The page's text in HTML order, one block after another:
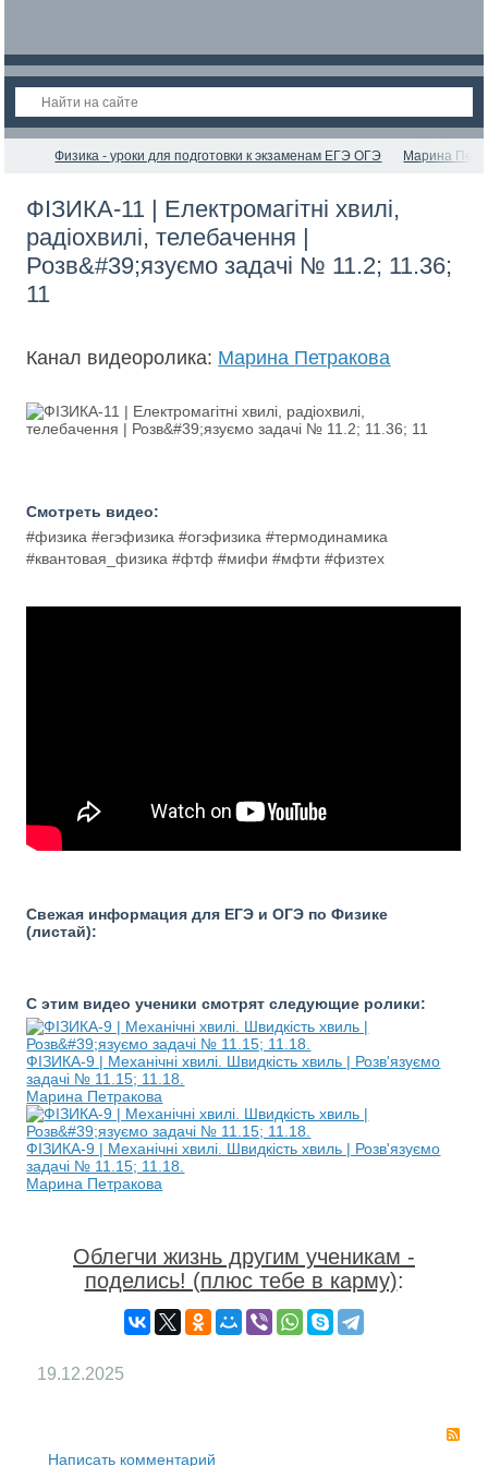
Физика - уроки для подготовки к экзаменам ЕГЭ ОГЭ Марина
ФІЗИКА-11 | Електромагітні хвилі,
радіохвилі, телебачення |
Розв&#39;язуємо задачі № 11.2; 11.36;
11
Канал видеоролика: Марина Петракова
Смотреть видео:
#физика #егэфизика #огэфизика #термодинамика
#квантовая_физика #фтф #мифи #мфти #физтех
Свежая информация для ЕГЭ и ОГЭ по Физике
(листай):
С этим видео ученики смотрят следующие ролики:
ФІЗИКА-9 | Механічні хвилі. Швидкість хвиль | Розв'язуємо
задачі № 11.15; 11.18.
Марина Петракова
ФІЗИКА-9 | Механічні хвилі. Швидкість хвиль | Розв'язуємо
задачі № 11.15; 11.18.
Марина Петракова
Облегчи жизнь другим ученикам -
поделись! (плюс тебе в карму):
19.12.2025
Написать комментарий